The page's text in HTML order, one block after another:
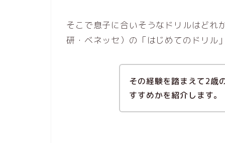
そこで息子に合いそうなドリルはどれ
研・ベネッセ）の「はじめてのドリル
その経験を踏まえて2歳
すすめかを紹介します。